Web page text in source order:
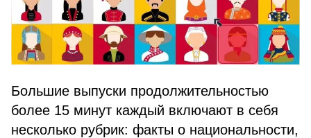
Большие выпуски продолжительностью
более 15 минут каждый включают в себя
несколько рубрик: факты о национальности,